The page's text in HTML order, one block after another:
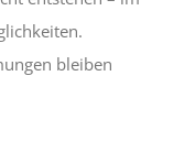
bleiben